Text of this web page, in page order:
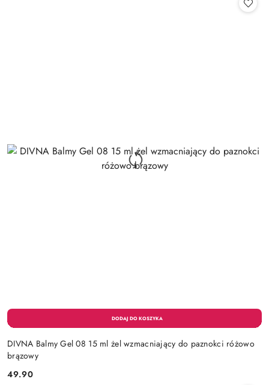
DIVNA Balmy Gel 08 15 ml żel wzmacniający do paznokci różowo
brązowy
Cena:
49.90